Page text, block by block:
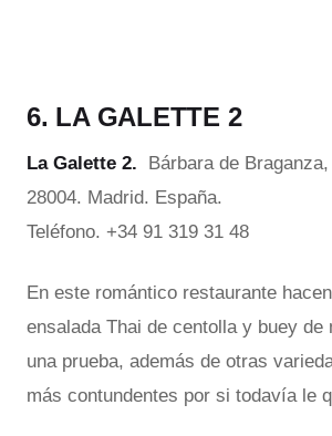
6. LA GALETTE 2
La Galette 2.
Bárbara de
28004. Madrid. España.
Teléfono. +34 91 319 31 48
En este romántico restaurante
ensalada Thai de centolla y buey de
una prueba, además de otras
más contundentes por si todavía le